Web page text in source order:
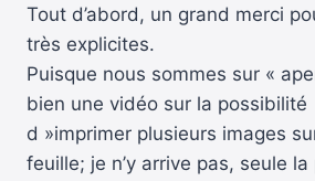
Tout d’abord, un grand merci
très explicites.
Puisque nous sommes sur «
bien une vidéo sur la possibilité
d »imprimer plusieurs images
feuille; je n’y arrive pas, seule